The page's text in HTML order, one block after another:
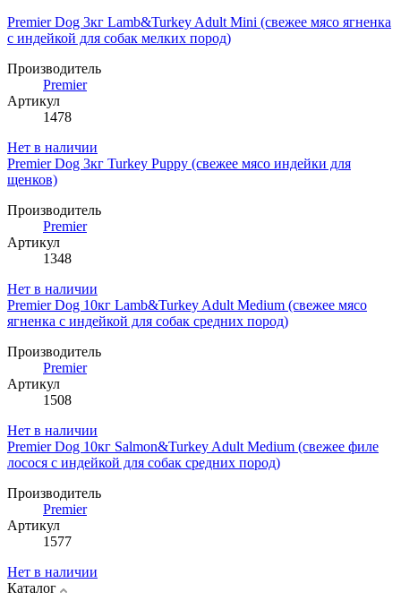
Premier Dog 3кг Lamb&Turkey Adult Mini (свежее мясо ягненка
с индейкой для собак мелких пород)
Производитель
Premier
Артикул
1478
Нет в наличии
Premier Dog 3кг Turkey Puppy (свежее мясо индейки для
щенков)
Производитель
Premier
Артикул
1348
Нет в наличии
Premier Dog 10кг Lamb&Turkey Adult Medium (свежее мясо
ягненка с индейкой для собак средних пород)
Производитель
Premier
Артикул
1508
Нет в наличии
Premier Dog 10кг Salmon&Turkey Adult Medium (свежее филе
лосося с индейкой для собак средних пород)
Производитель
Premier
Артикул
1577
Нет в наличии
Каталог